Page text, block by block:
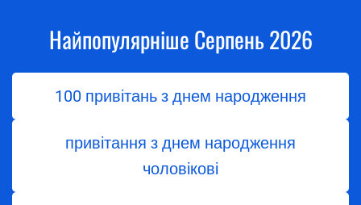
Найпопулярніше Серпень 2026
100 привітань з днем народження
привітання з днем народження
чоловікові